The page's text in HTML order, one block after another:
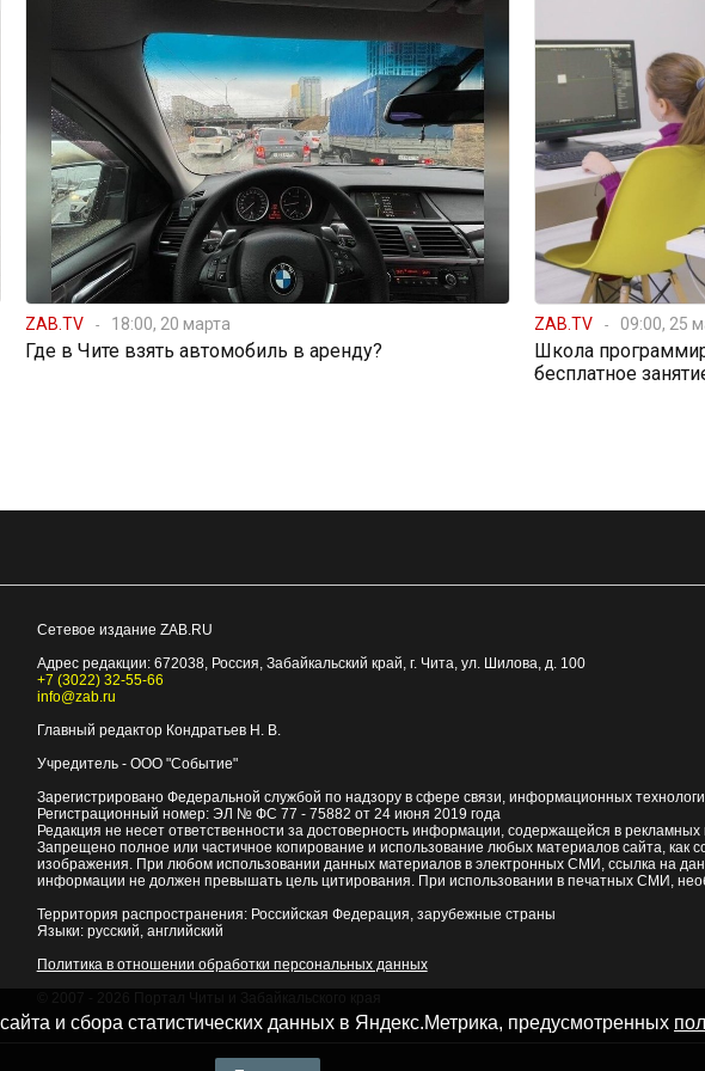
ZAB.TV 18:00, 20 марта
Где в Чите взять автомобиль в аренду?
ZAB.TV 09:00, 25
Школа
бесплатное
Сетевое издание ZAB.RU
Адрес редакции: 672038, Россия, Забайкальский край, г. Чита, ул. Шилова, д. 100
+7 (3022) 32-55-66
info@zab.ru
Главный редактор Кондратьев Н. В.
Учредитель - ООО "Событие"
Зарегистрировано Федеральной службой по надзору в сфере связи, информационных
Регистрационный номер: ЭЛ № ФС 77 - 75882 от 24 июня 2019 года
Редакция не несет ответственности за достоверность информации, содержащейся в
Запрещено полное или частичное копирование и использование любых материалов сайта, как
изображения. При любом использовании данных материалов в электронных СМИ, ссылка на
информации не должен превышать цель цитирования. При использовании в печатных СМИ,
Территория распространения: Российская Федерация, зарубежные страны
Языки: русский, английский
Политика в отношении обработки персональных данных
и сбора статистических данных в Яндекс.Метрика, предусмотренных